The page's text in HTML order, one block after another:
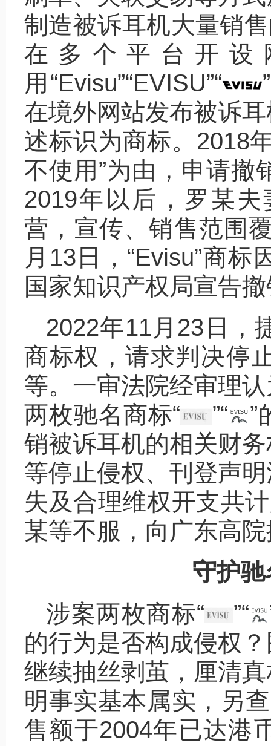
制造被诉耳机大量销
在多个平台开设
用“Evisu”“EVISU”“
在境外网站发布被诉
述标识为商标。2018
不使用”为由，申请撤
2019年以后，罗某
营，宣传、销售范围
月13日，“Evisu”商
国家知识产权局宣告
2022年11月23日，
商标权，请求判决停
等。一审法院经审理
两枚驰名商标“
”“
”
销被诉耳机的相关财
等停止侵权、刊登声
失及合理维权开支共
某等不服，向广东高
守护
涉案两枚商标“
”“
的行为是否构成侵权
继续抽丝剥茧，厘清
明事实基本属实，另
售额于2004年已达港